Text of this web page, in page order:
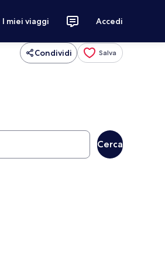
I miei viaggi Accedi
Condividi Salva
Cerca